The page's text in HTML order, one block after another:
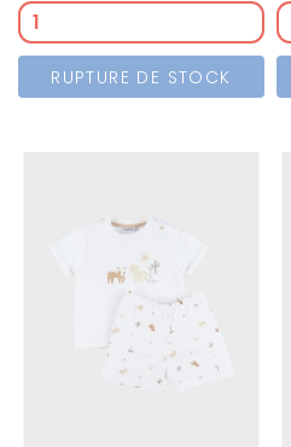
RUPTURE DE STOCK